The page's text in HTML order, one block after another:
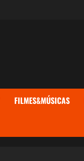
FILMES&MÚSICAS